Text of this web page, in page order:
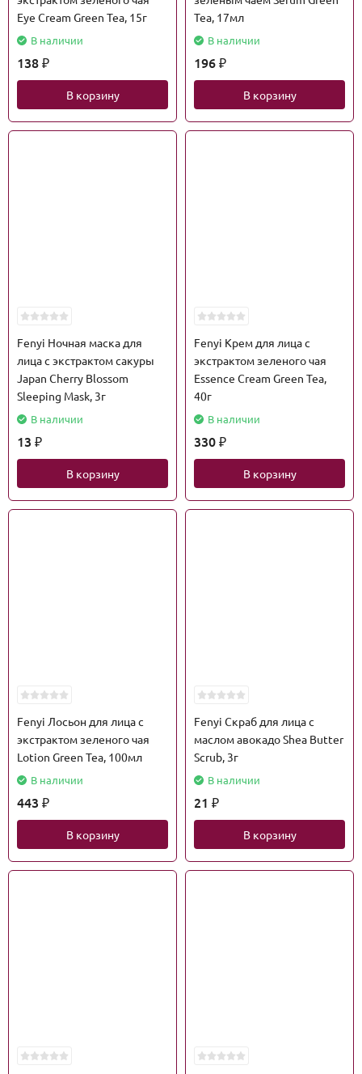
Eye Cream Green Tea, 15г
В наличии
138 ₽
В корзину
Tea, 17мл
В наличии
196 ₽
В корзину
Fenyi Ночная маска для
лица с экстрактом сакуры
Japan Cherry Blossom
Sleeping Mask, 3г
В наличии
13 ₽
В корзину
Fenyi Крем для лица с
экстрактом зеленого чая
Essence Cream Green Tea,
40г
В наличии
330 ₽
В корзину
Fenyi Лосьон для лица с
экстрактом зеленого чая
Lotion Green Tea, 100мл
В наличии
443 ₽
В корзину
Fenyi Скраб для лица с
маслом авокадо Shea Butter
Scrub, 3г
В наличии
21 ₽
В корзину